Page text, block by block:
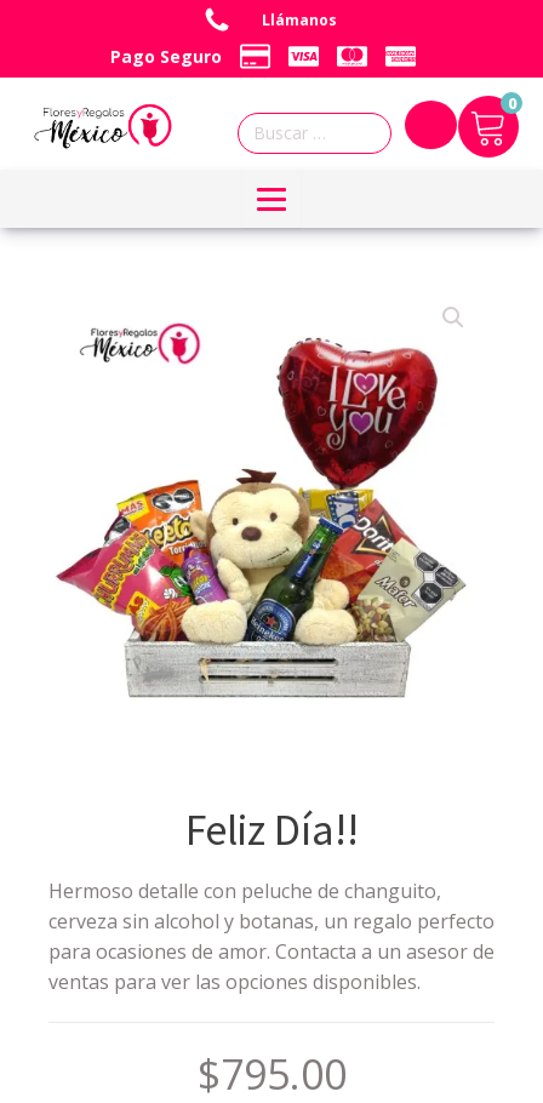
Llámanos
Pago Seguro
Buscar: 0
Feliz Día!!
Hermoso detalle con peluche de changuito,
cerveza sin alcohol y botanas, un regalo perfecto
para ocasiones de amor. Contacta a un asesor de
ventas para ver las opciones disponibles.
$795.00